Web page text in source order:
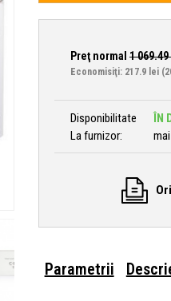
Preţ normal 1 069.49
Economisiţi: 217.9 lei
Disponibilitate
ÎN
La furnizor:
Parametrii